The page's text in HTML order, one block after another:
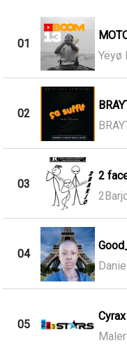
01
Yëyø
02
03
2
04
05